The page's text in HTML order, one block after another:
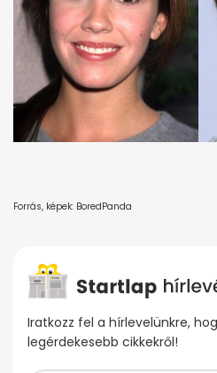
Forrás, képek: BoredPanda
Iratkozz fel a hírlevelünkre,
legérdekesebb cikkekről!